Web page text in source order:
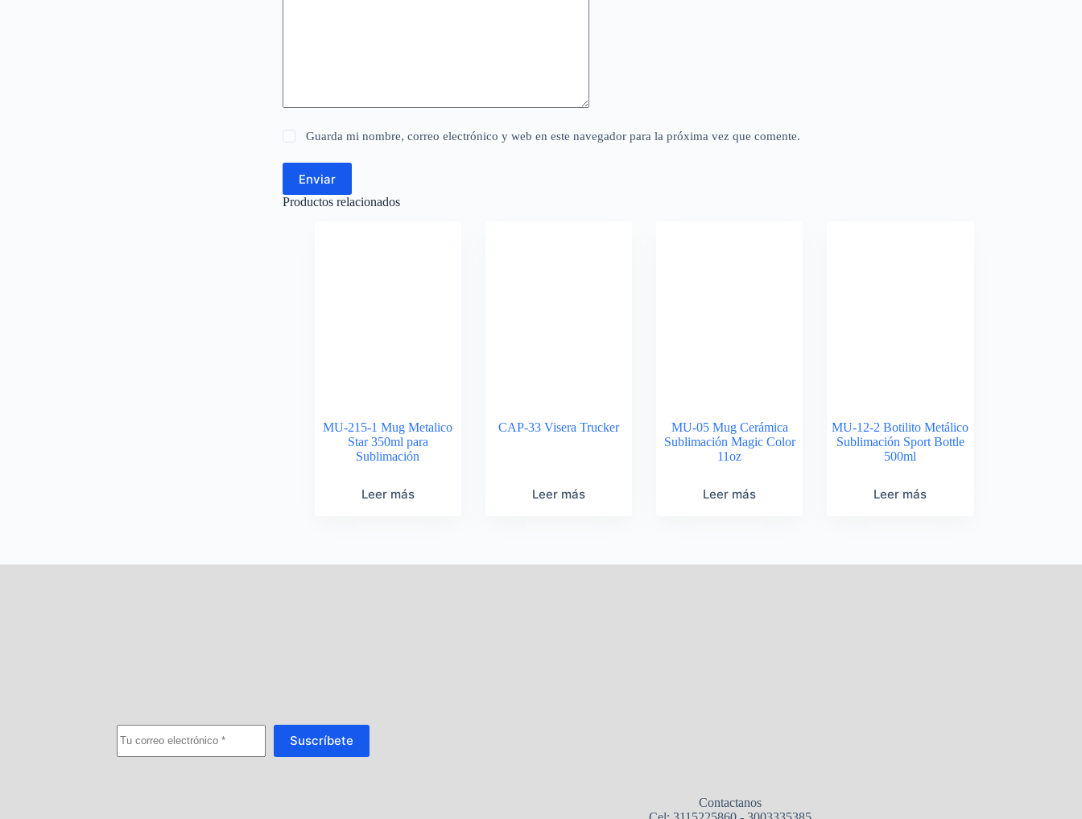
Guarda mi nombre, correo electrónico y web en este navegador para la próxima vez que comente.
Enviar
Productos relacionados
MU-215-1 Mug Metalico
Star 350ml para
Sublimación
Leer más
CAP-33 Visera Trucker
Leer más
MU-05 Mug Cerámica
Sublimación Magic Color
11oz
Leer más
MU-12-2 Botilito Metálico
Sublimación Sport Bottle
500ml
Leer más
Suscríbete
Contactanos